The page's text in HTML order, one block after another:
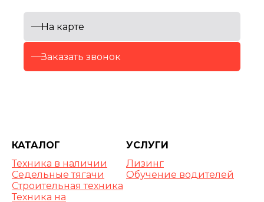
На карте
Заказать звонок
КАТАЛОГ
Техника в наличии
Седельные тягачи
Строительная техника
Техника на
УСЛУГИ
Лизинг
Обучение водителей